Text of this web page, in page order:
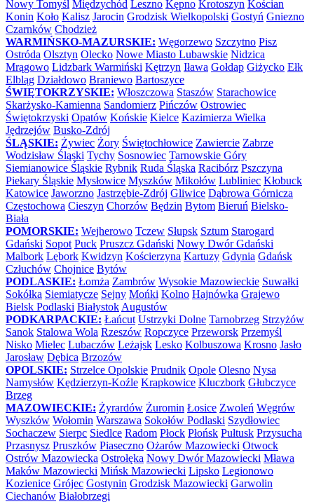
Nowy Tomyśl Międzychód Leszno Kępno Krotoszyn Kościan
Konin Koło Kalisz Jarocin Grodzisk Wielkopolski Gostyń Gniezno
Czarnków Chodzież
WARMIŃSKO-MAZURSKIE: Węgorzewo Szczytno Pisz
Ostróda Olsztyn Olecko Nowe Miasto Lubawskie Nidzica
Mrągowo Lidzbark Warmiński Kętrzyn Iława Gołdap Giżycko Ełk
Elbląg Działdowo Braniewo Bartoszyce
ŚWIĘTOKRZYSKIE: Włoszczowa Staszów Starachowice
Skarżysko-Kamienna Sandomierz Pińczów Ostrowiec
Świętokrzyski Opatów Końskie Kielce Kazimierza Wielka
Jędrzejów Busko-Zdrój
ŚLĄSKIE: Żywiec Żory Świętochłowice Zawiercie Zabrze
Wodzisław Śląski Tychy Sosnowiec Tarnowskie Góry
Siemianowice Śląskie Rybnik Ruda Śląska Racibórz Pszczyna
Piekary Śląskie Mysłowice Myszków Mikołów Lubliniec Kłobuck
Katowice Jaworzno Jastrzębie-Zdrój Gliwice Dąbrowa Górnicza
Częstochowa Cieszyn Chorzów Będzin Bytom Bieruń Bielsko-
Biała
POMORSKIE: Wejherowo Tczew Słupsk Sztum Starogard
Gdański Sopot Puck Pruszcz Gdański Nowy Dwór Gdański
Malbork Lębork Kwidzyn Kościerzyna Kartuzy Gdynia Gdańsk
Człuchów Chojnice Bytów
PODLASKIE: Łomża Zambrów Wysokie Mazowieckie Suwałki
Sokółka Siemiatycze Sejny Mońki Kolno Hajnówka Grajewo
Bielsk Podlaski Białystok Augustów
PODKARPACKIE: Łańcut Ustrzyki Dolne Tarnobrzeg Strzyżów
Sanok Stalowa Wola Rzeszów Ropczyce Przeworsk Przemyśl
Nisko Mielec Lubaczów Leżajsk Lesko Kolbuszowa Krosno Jasło
Jarosław Dębica Brzozów
OPOLSKIE: Strzelce Opolskie Prudnik Opole Olesno Nysa
Namysłów Kędzierzyn-Koźle Krapkowice Kluczbork Głubczyce
Brzeg
MAZOWIECKIE: Żyrardów Żuromin Łosice Zwoleń Węgrów
Wyszków Wołomin Warszawa Sokołów Podlaski Szydłowiec
Sochaczew Sierpc Siedlce Radom Płock Płońsk Pułtusk Przysucha
Przasnysz Pruszków Piaseczno Ożarów Mazowiecki Otwock
Ostrów Mazowiecka Ostrołęka Nowy Dwór Mazowiecki Mława
Maków Mazowiecki Mińsk Mazowiecki Lipsko Legionowo
Kozienice Grójec Gostynin Grodzisk Mazowiecki Garwolin
Ciechanów Białobrzegi